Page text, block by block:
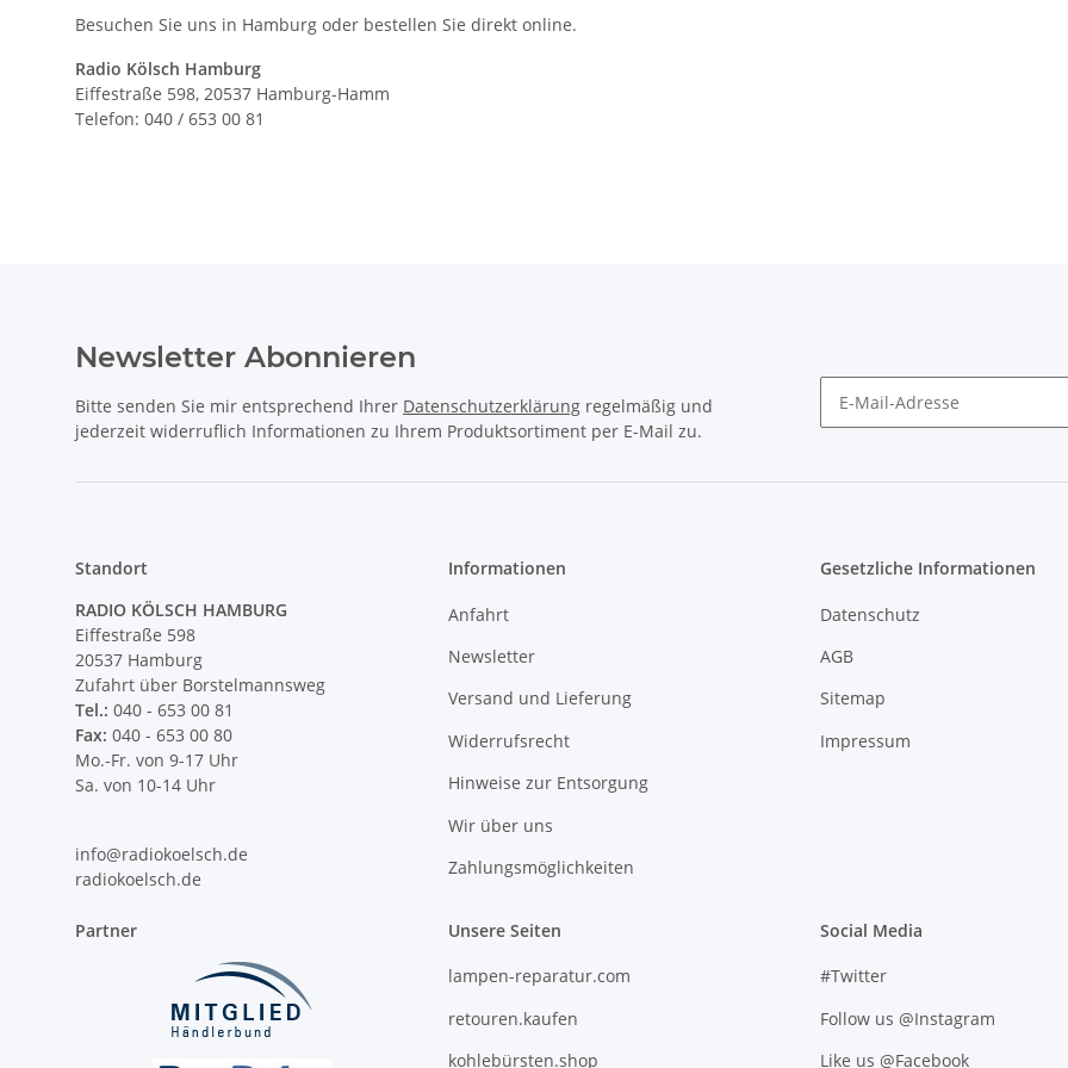
Besuchen Sie uns in Hamburg oder bestellen Sie direkt online.
Radio Kölsch Hamburg
Eiffestraße 598, 20537 Hamburg-Hamm
Telefon: 040 / 653 00 81
Newsletter Abonnieren
Bitte senden Sie mir entsprechend Ihrer Datenschutzerklärung regelmäßig und
jederzeit widerruflich Informationen zu Ihrem Produktsortiment per E-Mail zu.
Standort
RADIO KÖLSCH HAMBURG
Eiffestraße 598
20537 Hamburg
Zufahrt über Borstelmannsweg
Tel.: 040 - 653 00 81
Fax: 040 - 653 00 80
Mo.-Fr. von 9-17 Uhr
Sa. von 10-14 Uhr
info@radiokoelsch.de
radiokoelsch.de
Informationen
Anfahrt
Newsletter
Versand und Lieferung
Widerrufsrecht
Hinweise zur Entsorgung
Wir über uns
Zahlungsmöglichkeiten
Gesetzliche Informationen
Datenschutz
AGB
Sitemap
Impressum
Partner Unsere Seiten
lampen-reparatur.com
retouren.kaufen
kohlebürsten.shop
Social Media
#Twitter
Follow us @Instagram
Like us @Facebook